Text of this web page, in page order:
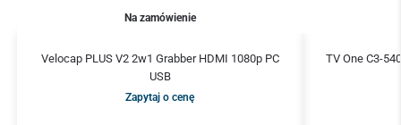
Na zamówienie
Velocap PLUS V2 2w1 Grabber HDMI 1080p PC
USB
Zapytaj o cenę
TV One C3-